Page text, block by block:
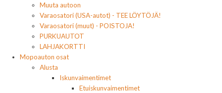
Muuta autoon
Varaosatori (USA-autot) - TEE LÖYTÖJÄ!
Varaosatori (muut) - POISTOJA!
PURKUAUTOT
LAHJAKORTTI
Mopoauton osat
Alusta
Iskunvaimentimet
Etuiskunvaimentimet